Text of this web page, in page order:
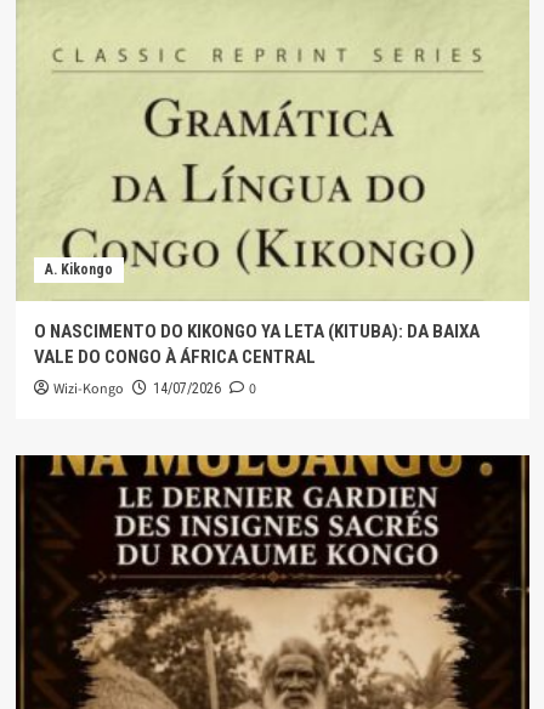
A. Kikongo
O NASCIMENTO DO KIKONGO YA LETA (KITUBA): DA BAIXA
VALE DO CONGO À ÁFRICA CENTRAL
Wizi-Kongo 14/07/2026 0